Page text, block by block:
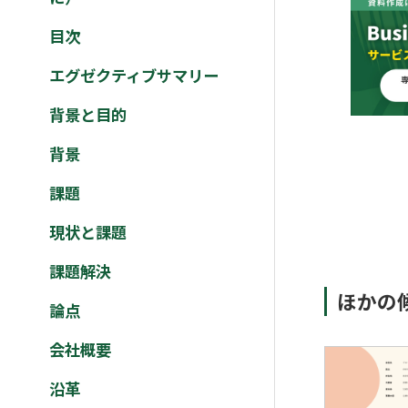
目次
エグゼクティブサマリー
背景と目的
背景
課題
現状と課題
課題解決
論点
会社概要
沿革
ほかの